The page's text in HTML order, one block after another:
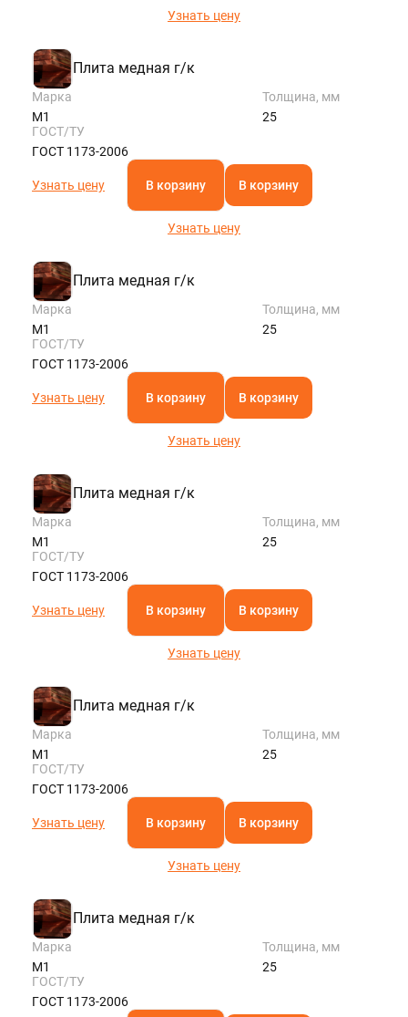
Узнать цену
Плита медная г/к
Марка
М1
Толщина, мм
25
ГОСТ/ТУ
ГОСТ 1173-2006
Узнать цену В корзину В корзину
Узнать цену
Плита медная г/к
Марка
М1
Толщина, мм
25
ГОСТ/ТУ
ГОСТ 1173-2006
Узнать цену В корзину В корзину
Узнать цену
Плита медная г/к
Марка
М1
Толщина, мм
25
ГОСТ/ТУ
ГОСТ 1173-2006
Узнать цену В корзину В корзину
Узнать цену
Плита медная г/к
Марка
М1
Толщина, мм
25
ГОСТ/ТУ
ГОСТ 1173-2006
Узнать цену В корзину В корзину
Узнать цену
Плита медная г/к
Марка
М1
Толщина, мм
25
ГОСТ/ТУ
ГОСТ 1173-2006